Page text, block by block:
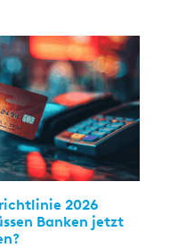
2026
Banken jetzt